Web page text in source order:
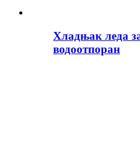
Хладњак леда
водоотпоран